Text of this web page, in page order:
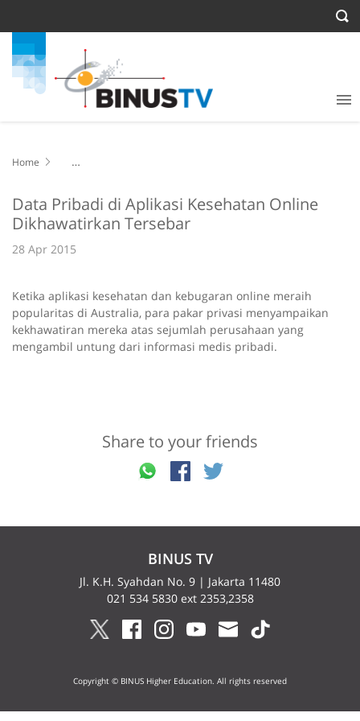
Home
Data Pribadi di Aplikasi Kesehatan Online
Dikhawatirkan Tersebar
28 Apr 2015
Ketika aplikasi kesehatan dan kebugaran online meraih
popularitas di Australia, para pakar privasi menyampaikan
kekhawatiran mereka atas sejumlah perusahaan yang
mengambil untung dari informasi medis pribadi.
Share to your friends
BINUS TV
Jl. K.H. Syahdan No. 9 | Jakarta 11480
021 534 5830 ext 2353,2358
Copyright © BINUS Higher Education. All rights reserved